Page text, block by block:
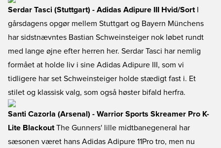
Serdar Tasci (Stuttgart) - Adidas Adipure III Hvid/Sort
gårsdagens opgør mellem Stuttgart og Bayern Münchens
har sidstnævntes Bastian Schweinsteiger nok løbet rundt
med lange øjne efter herren her. Serdar Tasci har nemlig
formået at holde liv i sine Adidas Adipure III, som vi
tidligere har set Schweinsteiger holde stædigt fast i. Et
stilet og klassisk valg, som også høster bifald herfra.
Santi Cazorla (Arsenal) - Warrior Sports Skreamer Pro K-
Lite Blackout The Gunners' lille midtbanegeneral har
sæsonen været hans Adidas Adipure 11Pro tro, men nu